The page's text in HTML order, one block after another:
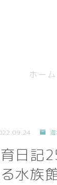
ホーム
育日
水族